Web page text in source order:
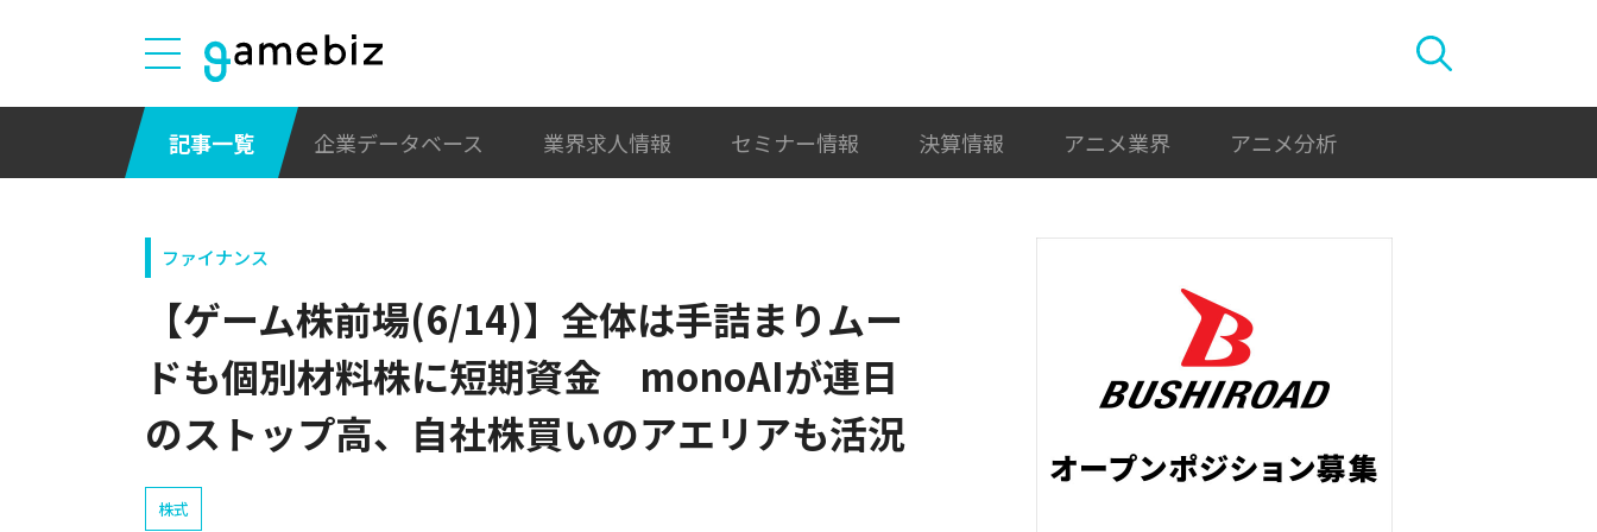
記事一覧 企業データベース 業界求人情報 セミナー情報 決算情報 アニメ業界 アニメ分析
ファイナンス
【ゲーム株前場(6/14)】全体は手詰まりムー
ドも個別材料株に短期資金 monoAIが連日
のストップ高、自社株買いのアエリアも活況
株式